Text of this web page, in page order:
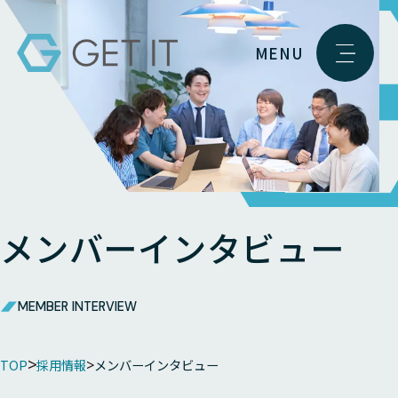
MENU
メンバーインタビュー
MEMBER INTERVIEW
TOP 採用情報 メンバーインタビュー